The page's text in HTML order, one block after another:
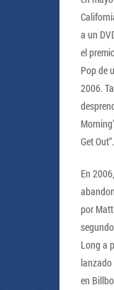
a un
el
Pop de
2006.
Get Out”.
En
por
Long a
lanzado
en